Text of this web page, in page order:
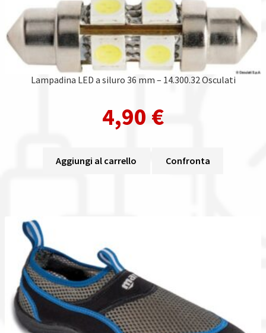
Lampadina LED a siluro 36 mm – 14.300.32 Osculati
4,90 €
Aggiungi al carrello Confronta